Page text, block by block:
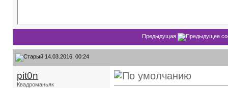
Предыдущая
14.03.2016, 00:24
pit0n
Квадроманьяк